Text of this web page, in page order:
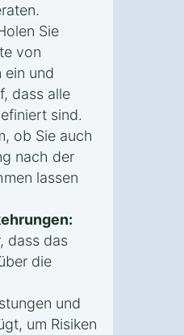
Sie
von
ein und
dass alle
sind.
ob Sie auch
nach der
lassen
dass das
die
und
um Risiken